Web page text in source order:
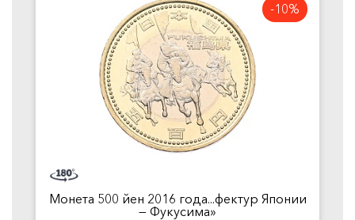
-10%
Монета 500 йен 2016 года...фектур Японии
— Фукусима»